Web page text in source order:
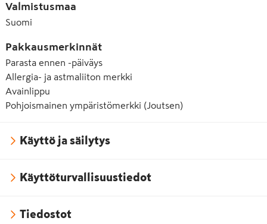
Valmistusmaa
Suomi
Pakkausmerkinnät
Parasta ennen -päiväys
Allergia- ja astmaliiton merkki
Avainlippu
Pohjoismainen ympäristömerkki (Joutsen)
Käyttö ja säilytys
Käyttöturvallisuustiedot
Tiedostot